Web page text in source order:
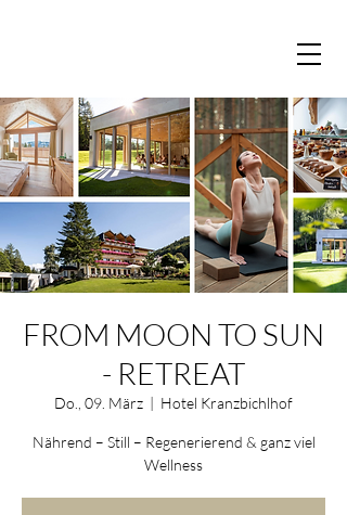
FROM MOON TO SUN
- RETREAT
Do., 09. März
  |
Hotel Kranzbichlhof
Nährend – Still – Regenerierend & ganz viel
Wellness